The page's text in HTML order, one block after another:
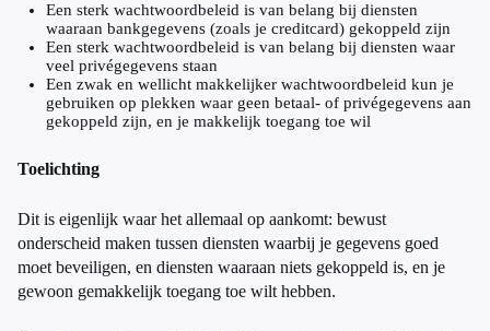
Een sterk wachtwoordbeleid is van belang bij diensten
waaraan bankgegevens (zoals je creditcard) gekoppeld zijn
Een sterk wachtwoordbeleid is van belang bij diensten waar
veel privégegevens staan
Een zwak en wellicht makkelijker wachtwoordbeleid kun je
gebruiken op plekken waar geen betaal- of privégegevens aan
gekoppeld zijn, en je makkelijk toegang toe wil
Toelichting
Dit is eigenlijk waar het allemaal op aankomt: bewust
onderscheid maken tussen diensten waarbij je gegevens goed
moet beveiligen, en diensten waaraan niets gekoppeld is, en je
gewoon gemakkelijk toegang toe wilt hebben.